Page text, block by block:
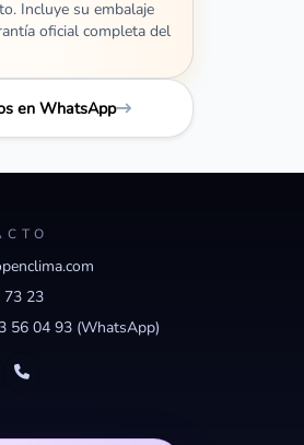
Incluye su embalaje
oficial completa del
en WhatsApp
73 23
56 04 93 (WhatsApp)